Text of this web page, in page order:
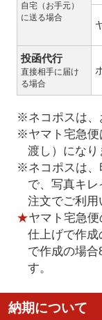
自宅（お手元）
に送る場合
投函代行
直接相手に届け
る場合
※ネコポスは、
※ヤマト宅急便
渡し）になり
※ネコポスは、
で、写真キ
注文でご利用
★ヤマト宅急
仕上げで作成
で作成の場合
す。
納期について